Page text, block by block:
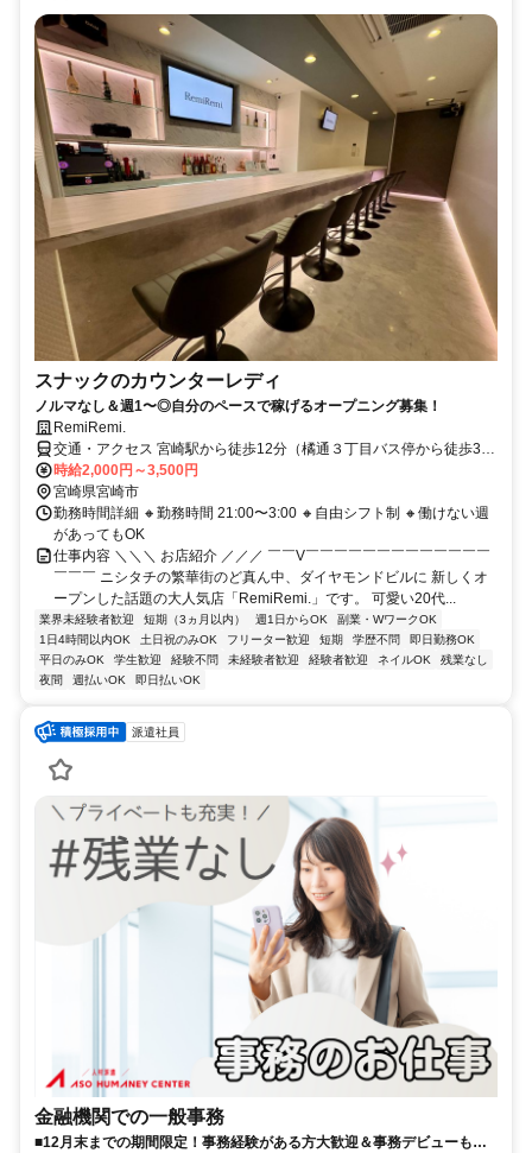
スナックのカウンターレディ
ノルマなし＆週1〜◎自分のペースで稼げるオープニング募集！
RemiRemi.
交通・アクセス 宮崎駅から徒歩12分（橘通３丁目バス停から徒歩3
分）
時給2,000円～3,500円
宮崎県宮崎市
勤務時間詳細 🔸勤務時間 21:00〜3:00 🔸自由シフト制 🔸働けない週
があってもOK
仕事内容 ＼＼＼ お店紹介 ／／／ ￣￣V￣￣￣￣￣￣￣￣￣￣￣￣￣
￣￣￣ ニシタチの繁華街のど真ん中、ダイヤモンドビルに 新しくオ
ープンした話題の大人気店「RemiRemi.」です。 可愛い20代...
業界未経験者歓迎 短期（3ヵ月以内） 週1日からOK
副業・WワークOK
1日4時間以内OK
土日祝のみOK フリーター歓迎 短期 学歴不問
即日勤務OK
平日のみOK
学生歓迎 経験不問 未経験者歓迎 経験者歓迎 ネイルOK
残業なし
夜間
週払いOK 即日払いOK
派遣社員
金融機関での一般事務
■12月末までの期間限定！事務経験がある方大歓迎＆事務デビューも